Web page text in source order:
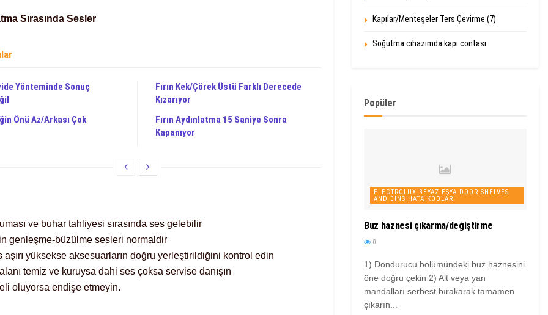
Sırasında Sesler
Yönteminde Sonuç
Önü Az/Arkası Çok
Fırın Kek/Çörek Üstü Farklı Derecede
Kızarıyor
Fırın Aydınlatma 15 Saniye Sonra
Kapanıyor
ve buhar tahliyesi sırasında ses gelebilir
genleşme-büzülme sesleri normaldir
aşırı yüksekse aksesuarların doğru yerleştirildiğini kontrol edin
temiz ve kuruysa dahi ses çoksa servise danışın
oluyorsa endişe etmeyin.
Kapılar/Menteşeler Ters Çevirme (7)
Soğutma cihazımda kapı contası
Popüler
ELECTROLUX BEYAZ EŞYA DOOR SHELVES
AND BINS HATA KODLARI
Buz haznesi çıkarma/değiştirme
0
1) Dondurucu bölümündeki buz haznesini
öne doğru çekin 2) Alt veya yan
mandalları serbest bırakarak tamamen
çıkarın...